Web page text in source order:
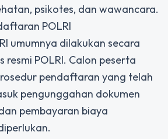
psikotes, dan wawancara.
POLRI
umumnya dilakukan secara
resmi POLRI. Calon peserta
pendaftaran yang telah
pengunggahan dokumen
pembayaran biaya